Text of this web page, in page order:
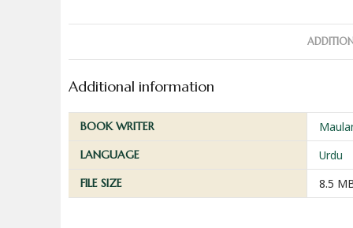
Additional information
BOOK WRITER
LANGUAGE Urdu
FILE SIZE 8.5